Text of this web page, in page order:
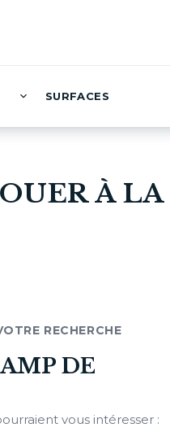
SURFACES
À LA
RECHERCHE
DE
vous intéresser :